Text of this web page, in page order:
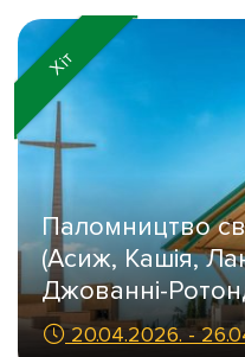
Хіт
Паломництво
(Асиж, Кашія,
Джованні-
20.04.2026. -